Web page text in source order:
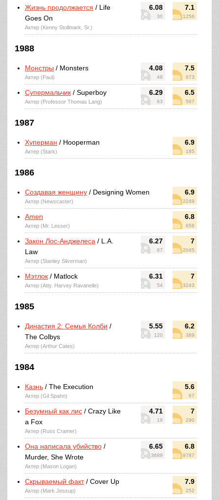
6.08
30
7.1
1256
Жизнь продолжается / Life
Goes On
Актер (Kenny Stollmark, Sr.)
1988
4.08
49
7.5
673
Монстры / Monsters
Актер (Paul)
6.29
63
6.5
567
Супермальчик / Superboy
Актер (Professor Thomas Lang)
1987
6.9
185
Хуперман / Hooperman
Актер (Stark)
1986
6.9
2249
Создавая женщину / Designing Women
Актер (Newscaster)
6.8
658
Amen
Актер (Mr. Lesser)
6.27
87
7
2045
Закон Лос-Анджелеса / L.A.
Law
Актер (Stanley Silverman)
6.31
54
7
3243
Мэтлок / Matlock
Актер (Atty. Harvey Ravanelle)
1985
5.55
120
6.2
389
Династия 2: Семья Колби /
The Colbys
Актер (Arthur Cates)
1984
5.6
67
Казнь / The Execution
Актер (Gil Spahn)
4.71
19
7
290
Безумный как лис / Crazy Like
a Fox
Актер (Russ Cramer)
6.65
3689
6.8
9787
Она написала убийство /
Murder, She Wrote
Актер (Mason Logan)
7.9
252
Скрываемый факт/ Cover Up
Актер (Mark Jessup)